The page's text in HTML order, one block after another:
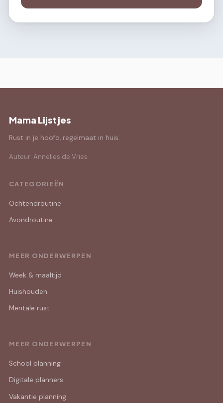
Mama Lijstjes
Rust in je hoofd, regelmaat in huis.
Auteur: Annelies de Vries
CATEGORIEËN
Ochtendroutine
Avondroutine
MEER ONDERWERPEN
Week & maaltijd
Huishouden
Mentale rust
MEER ONDERWERPEN
School planning
Digitale planners
Vakantie planning